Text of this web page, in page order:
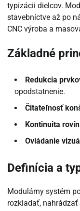
typizácii dielcov.
stavebníctve až po
CNC výroba a
Základné
Redukcia
opodstatnenie.
Čitateľnosť
Kontinuita rovín
Ovládanie
Definícia a
Modulárny systém
rozkladať,